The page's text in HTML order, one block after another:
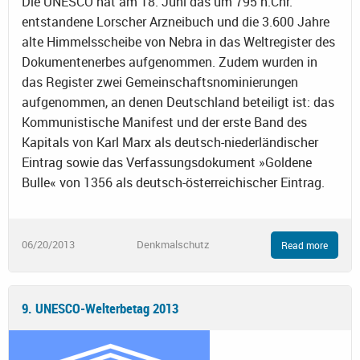
entstandene Lorscher Arzneibuch und die 3.600 Jahre
alte Himmelsscheibe von Nebra in das Weltregister des
Dokumentenerbes aufgenommen. Zudem wurden in
das Register zwei Gemeinschaftsnominierungen
aufgenommen, an denen Deutschland beteiligt ist: das
Kommunistische Manifest und der erste Band des
Kapitals von Karl Marx als deutsch-niederländischer
Eintrag sowie das Verfassungsdokument »Goldene
Bulle« von 1356 als deutsch-österreichischer Eintrag.
06/20/2013 Denkmalschutz Read more
9. UNESCO-Welterbetag 2013